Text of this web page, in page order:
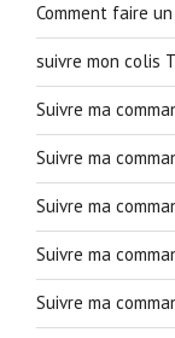
Comment faire
suivre mon colis
Suivre ma
Suivre ma
Suivre ma
Suivre ma
Suivre ma